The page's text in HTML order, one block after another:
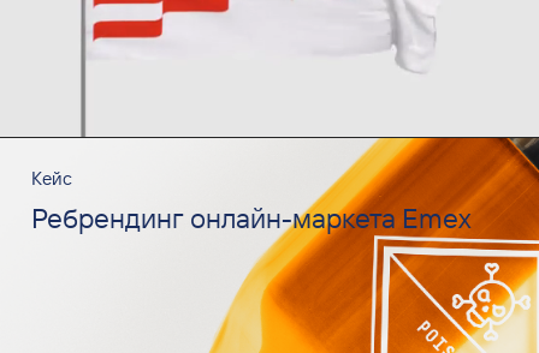
Кейс
Ребрендинг онлайн-маркета Emex